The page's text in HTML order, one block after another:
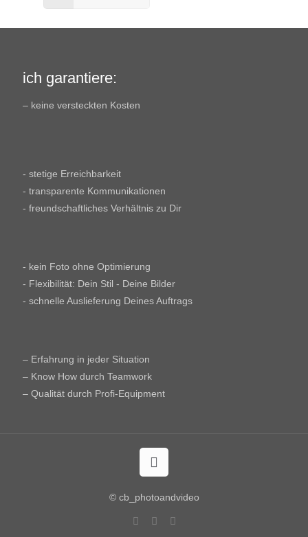
ich garantiere:
– keine versteckten Kosten
- stetige Erreichbarkeit
- transparente Kommunikationen
- freundschaftliches Verhältnis zu Dir
- kein Foto ohne Optimierung
- Flexibilität: Dein Stil - Deine Bilder
- schnelle Auslieferung Deines Auftrags
– Erfahrung in jeder Situation
– Know How durch Teamwork
– Qualität durch Profi-Equipment
© cb_photoandvideo